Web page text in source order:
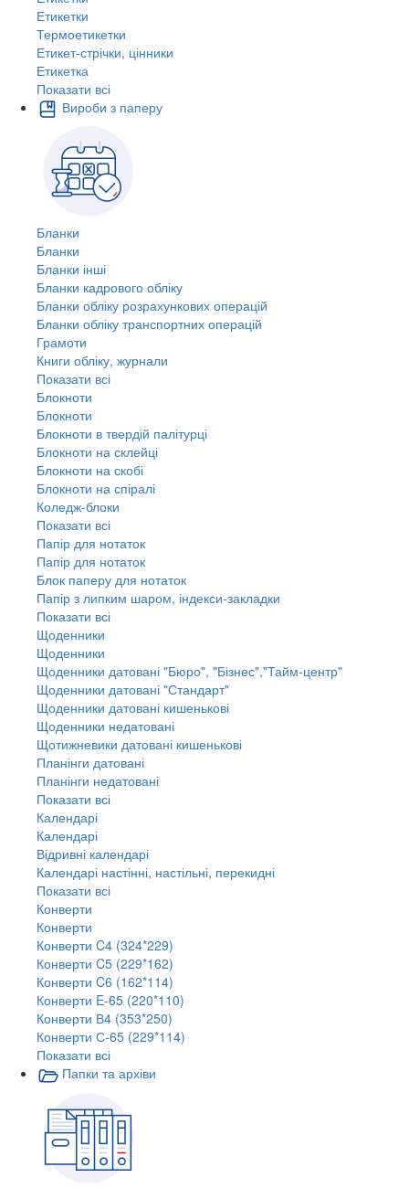
Етикетки
Термоетикетки
Етикет-стрічки, цінники
Етикетка
Показати всі
Вироби з паперу
Бланки
Бланки
Бланки інші
Бланки кадрового обліку
Бланки обліку розрахункових операцій
Бланки обліку транспортних операцій
Грамоти
Книги обліку, журнали
Показати всі
Блокноти
Блокноти
Блокноти в твердій палітурці
Блокноти на склейці
Блокноти на скобі
Блокноти на спіралі
Коледж-блоки
Показати всі
Папір для нотаток
Папір для нотаток
Блок паперу для нотаток
Папір з липким шаром, індекси-закладки
Показати всі
Щоденники
Щоденники
Щоденники датовані "Бюро", "Бізнес","Тайм-центр"
Щоденники датовані "Стандарт"
Щоденники датовані кишенькові
Щоденники недатовані
Щотижневики датовані кишенькові
Планінги датовані
Планінги недатовані
Показати всі
Календарі
Календарі
Відривні календарі
Календарі настінні, настільні, перекидні
Показати всі
Конверти
Конверти
Конверти C4 (324*229)
Конверти C5 (229*162)
Конверти C6 (162*114)
Конверти E-65 (220*110)
Конверти В4 (353*250)
Конверти С-65 (229*114)
Показати всі
Папки та архіви